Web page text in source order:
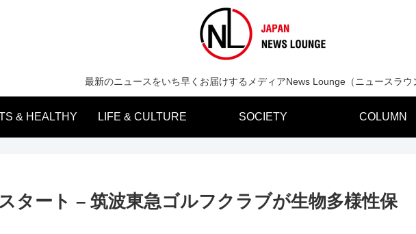
最新のニュースをいち早くお届けするメディアNews Lounge（ニュースラウ
& HEALTHY LIFE & CULTURE SOCIETY COLUMN
タート – 筑波東急ゴルフクラブが生物多様性保